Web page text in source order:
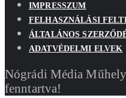
IMPRESSZUM
FELHASZNÁLÁSI
ÁLTALÁNOS
ADATVÉDELMI ELVEK
Nógrádi Média
fenntartva!